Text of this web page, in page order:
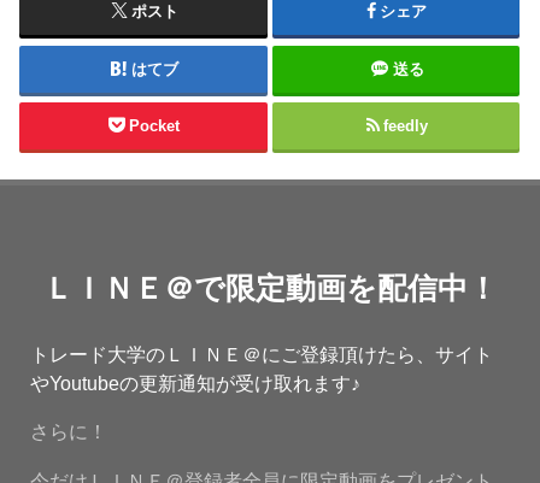
ポスト シェア
はてブ 送る
Pocket feedly
ＬＩＮＥ＠で限定動画を配信中！
トレード大学のＬＩＮＥ＠にご登録頂けたら、サイト
やYoutubeの更新通知が受け取れます♪
さらに！